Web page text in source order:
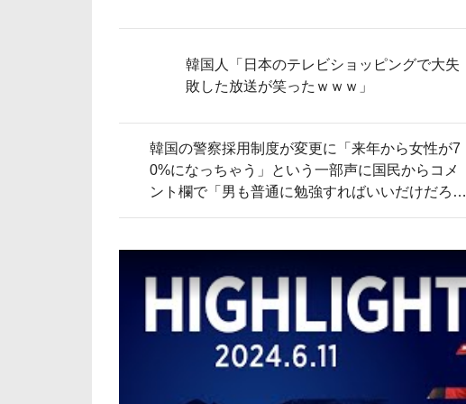
韓国人「日本のテレビショッピングで大失
敗した放送が笑ったｗｗｗ」
韓国の警察採用制度が変更に「来年から女性が7
0%になっちゃう」という一部声に国民からコメ
ント欄で「男も普通に勉強すればいいだけだろ」